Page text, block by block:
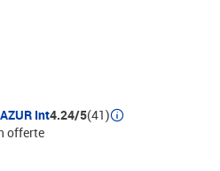
TS8051, TS8052, TS8053,
+ 11ml avec un rendement de
européennes ISO 9001/14001,
qualité qui garantie une
- Marque T3AZUR
Int4.24/5(41)
offerte